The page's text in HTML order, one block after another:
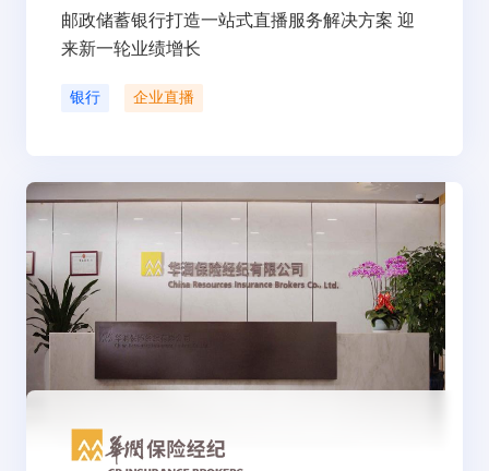
邮政储蓄银行打造一站式直播服务解决方案 迎
来新一轮业绩增长
银行 企业直播